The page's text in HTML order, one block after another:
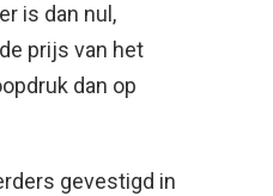
is dan nul,
prijs van het
dan op
gevestigd in